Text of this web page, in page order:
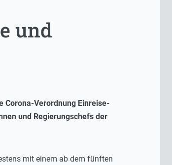
und
Corona-Verordnung Einreise-
und Regierungschefs der
mit einem ab dem fünften